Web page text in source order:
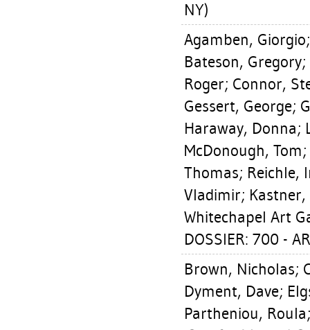
NY)
Agamben, Giorgio
Bateson, Gregory;
Roger; Connor,
Gessert, George;
Haraway, Donna;
McDonough, Tom;
Thomas; Reichle,
Vladimir; Kastner,
Whitechapel Art
DOSSIER: 700 -
Brown, Nicholas;
Dyment, Dave;
Partheniou, Roula